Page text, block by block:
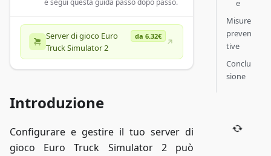
e segui questa guida passo dopo passo.
Server di gioco Euro
Truck Simulator 2
da 6.32€
Introduzione
Configurare e gestire il tuo server di
gioco Euro Truck Simulator 2 può
e
Misure
preven
tive
Conclu
sione